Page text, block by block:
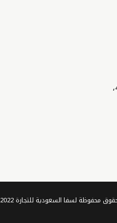
شارع 50، حي المهرجان، الملك فهد، مبنى رقم: 4251،
تم تطويره بواسطة سفا الفلسطينية للتجارة الإلكترونية © جميع الحقوق محفوظة لسفا السعودية للتجارة 2022